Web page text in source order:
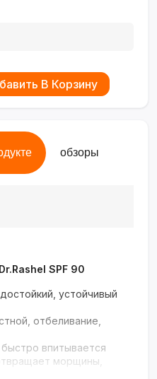
В Корзину
обзоры
SPF 90
устойчивый
отбеливание,
впитывается
морщины,